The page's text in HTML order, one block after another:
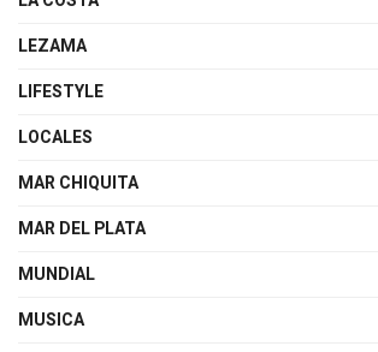
LEZAMA
LIFESTYLE
LOCALES
MAR CHIQUITA
MAR DEL PLATA
MUNDIAL
MUSICA